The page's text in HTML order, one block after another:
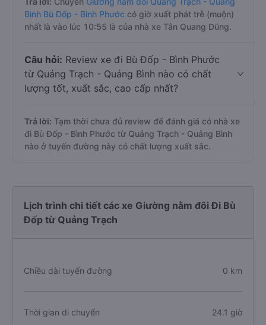
Bình Bù Đốp - Bình Phước có giờ xuất phát trễ (muộn)
nhất là vào lúc 10:55 là của nhà xe Tân Quang Dũng.
Câu hỏi: Review xe đi Bù Đốp - Bình Phước
từ Quảng Trạch - Quảng Bình nào có chất
lượng tốt, xuất sắc, cao cấp nhất?
Trả lời: Tạm thời chưa đủ review để đánh giá có nhà xe
đi Bù Đốp - Bình Phước từ Quảng Trạch - Quảng Bình
nào ở tuyến đường này có chất lượng xuất sắc.
Lịch trình chi tiết các xe Giường nằm đôi Đi Bù
Đốp từ Quảng Trạch
Chiều dài tuyến đường 0 km
Thời gian di chuyển 24.1 giờ